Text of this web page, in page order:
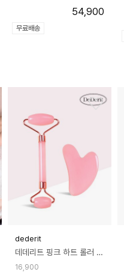
54,900
무료배송
dederit
데데리트 핑크 하트 롤러 괄사 세트 리프팅 얼굴 바디 다리 종아리 두피 지압 셀프 마사지기 마사지 도구 여자 친구 우정 커플 생일 선물
16,900